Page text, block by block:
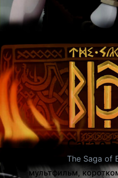
Сага о
The Saga of
мультфильм,